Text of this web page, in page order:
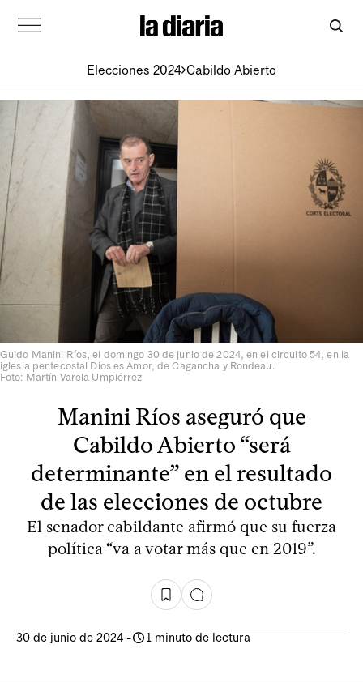
Elecciones 2024 Cabildo Abierto
Guido Manini Ríos, el domingo 30 de junio de 2024, en el circuito 54, en la
iglesia pentecostal Dios es Amor, de Cagancha y Rondeau.
Foto: Martín Varela Umpiérrez
Manini Ríos aseguró que
Cabildo Abierto “será
determinante” en el resultado
de las elecciones de octubre
El senador cabildante afirmó que su fuerza
política “va a votar más que en 2019”.
30 de junio de 2024 - 1 minuto de lectura